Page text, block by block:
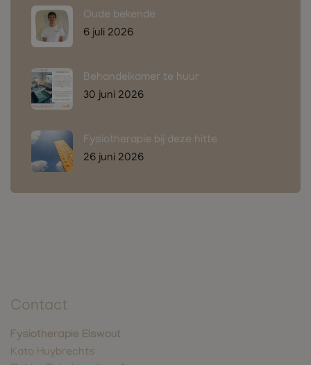
Oude bekende
6 juli 2026
Behandelkamer te huur
30 juni 2026
Fysiotherapie bij deze hitte
26 juni 2026
Contact
Fysiotherapie Elswout
Kato Huybrechts